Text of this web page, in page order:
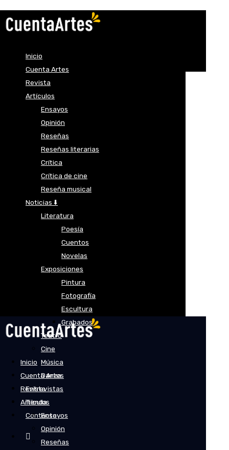
Inicio
Cuenta Artes
Revista
Artículos
Ensayos
Opinión
Reseñas
Reseñas literarias
Crítica
Crítica de cine
Reseña musical
Noticias ⬇️
Literatura
Poesía
Cuentos
Novelas
Exposiciones
Pintura
Fotografía
Escultura
Grabados
Teatro
Cine
Música
Danza
Entrevistas
Tienda
Contacto
Inicio
Cuenta Artes
Revista
Artículos
Ensayos
Opinión
Reseñas